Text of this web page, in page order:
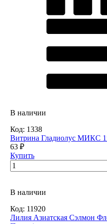
В наличии
Код: 1338
Витрина Гладиолус МИКС
63 ₽
Купить
В наличии
Код: 11920
Лилия Азиатская Сэлмон